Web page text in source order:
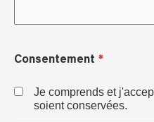
Consentement
Je comprends et
soient conservées.